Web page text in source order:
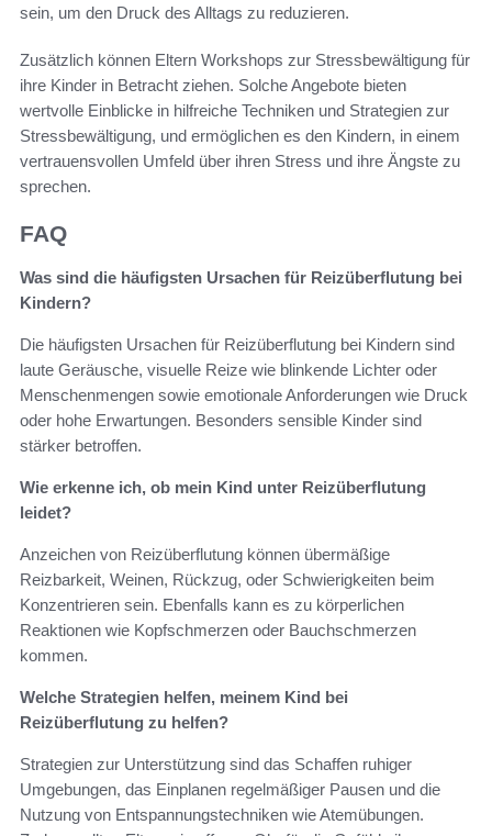
sein, um den Druck des Alltags zu reduzieren.
Zusätzlich können Eltern Workshops zur Stressbewältigung für
ihre Kinder in Betracht ziehen. Solche Angebote bieten
wertvolle Einblicke in hilfreiche Techniken und Strategien zur
Stressbewältigung, und ermöglichen es den Kindern, in einem
vertrauensvollen Umfeld über ihren Stress und ihre Ängste zu
sprechen.
FAQ
Was sind die häufigsten Ursachen für Reizüberflutung bei
Kindern?
Die häufigsten Ursachen für Reizüberflutung bei Kindern sind
laute Geräusche, visuelle Reize wie blinkende Lichter oder
Menschenmengen sowie emotionale Anforderungen wie Druck
oder hohe Erwartungen. Besonders sensible Kinder sind
stärker betroffen.
Wie erkenne ich, ob mein Kind unter Reizüberflutung
leidet?
Anzeichen von Reizüberflutung können übermäßige
Reizbarkeit, Weinen, Rückzug, oder Schwierigkeiten beim
Konzentrieren sein. Ebenfalls kann es zu körperlichen
Reaktionen wie Kopfschmerzen oder Bauchschmerzen
kommen.
Welche Strategien helfen, meinem Kind bei
Reizüberflutung zu helfen?
Strategien zur Unterstützung sind das Schaffen ruhiger
Umgebungen, das Einplanen regelmäßiger Pausen und die
Nutzung von Entspannungstechniken wie Atemübungen.